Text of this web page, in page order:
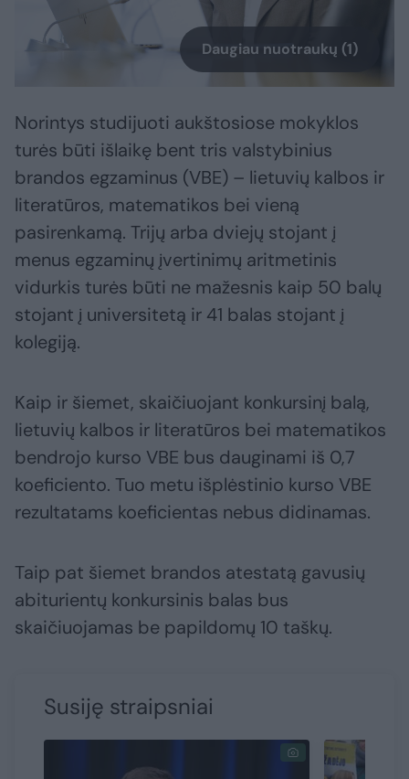
Daugiau nuotraukų (1)
Norintys studijuoti aukštosiose mokyklos
turės būti išlaikę bent tris valstybinius
brandos egzaminus (VBE) – lietuvių kalbos ir
literatūros, matematikos bei vieną
pasirenkamą. Trijų arba dviejų stojant į
menus egzaminų įvertinimų aritmetinis
vidurkis turės būti ne mažesnis kaip 50 balų
stojant į universitetą ir 41 balas stojant į
kolegiją.
Kaip ir šiemet, skaičiuojant konkursinį balą,
lietuvių kalbos ir literatūros bei matematikos
bendrojo kurso VBE bus dauginami iš 0,7
koeficiento. Tuo metu išplėstinio kurso VBE
rezultatams koeficientas nebus didinamas.
Taip pat šiemet brandos atestatą gavusių
abiturientų konkursinis balas bus
skaičiuojamas be papildomų 10 taškų.
Susiję straipsniai